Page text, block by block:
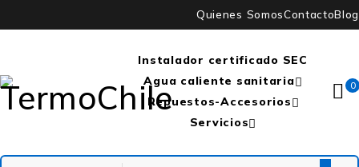
Quienes SomosContactoBlog
Instalador certificado SEC
Agua caliente sanitaria
Repuestos-Accesorios
Servicios
0